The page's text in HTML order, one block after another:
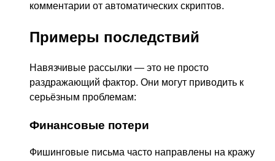
комментарии от автоматических скриптов.
Примеры последствий
Навязчивые рассылки — это не просто
раздражающий фактор. Они могут приводить к
серьёзным проблемам:
Финансовые потери
Фишинговые письма часто направлены на кражу